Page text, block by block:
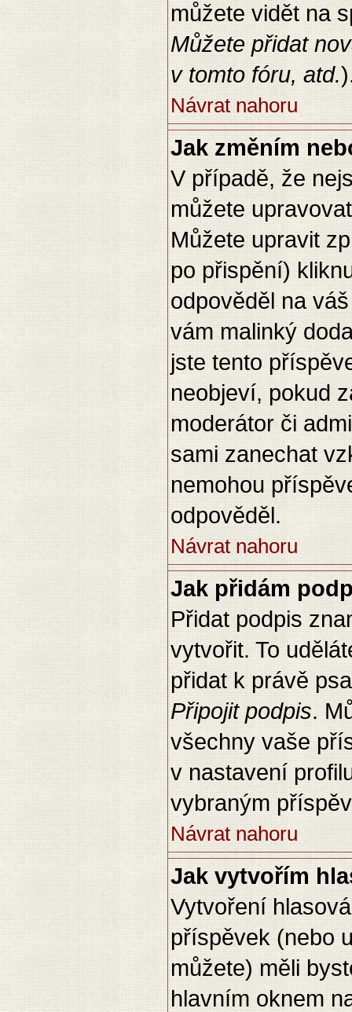
můžete vidět na
Můžete přidat
v tomto fóru, atd.
Návrat nahoru
Jak změním
V případě, že
můžete
Můžete upravit
po přispění)
odpověděl na
vám malinký
jste tento
neobjeví, pokud
moderátor či
sami zanechat
nemohou
odpověděl.
Návrat nahoru
Jak přidám
Přidat podpis
vytvořit. To
přidat k právě
Připojit podpis.
všechny vaše
v nastavení
vybraným
Návrat nahoru
Jak vytvořím
Vytvoření
příspěvek (nebo
můžete) měli
hlavním oknem